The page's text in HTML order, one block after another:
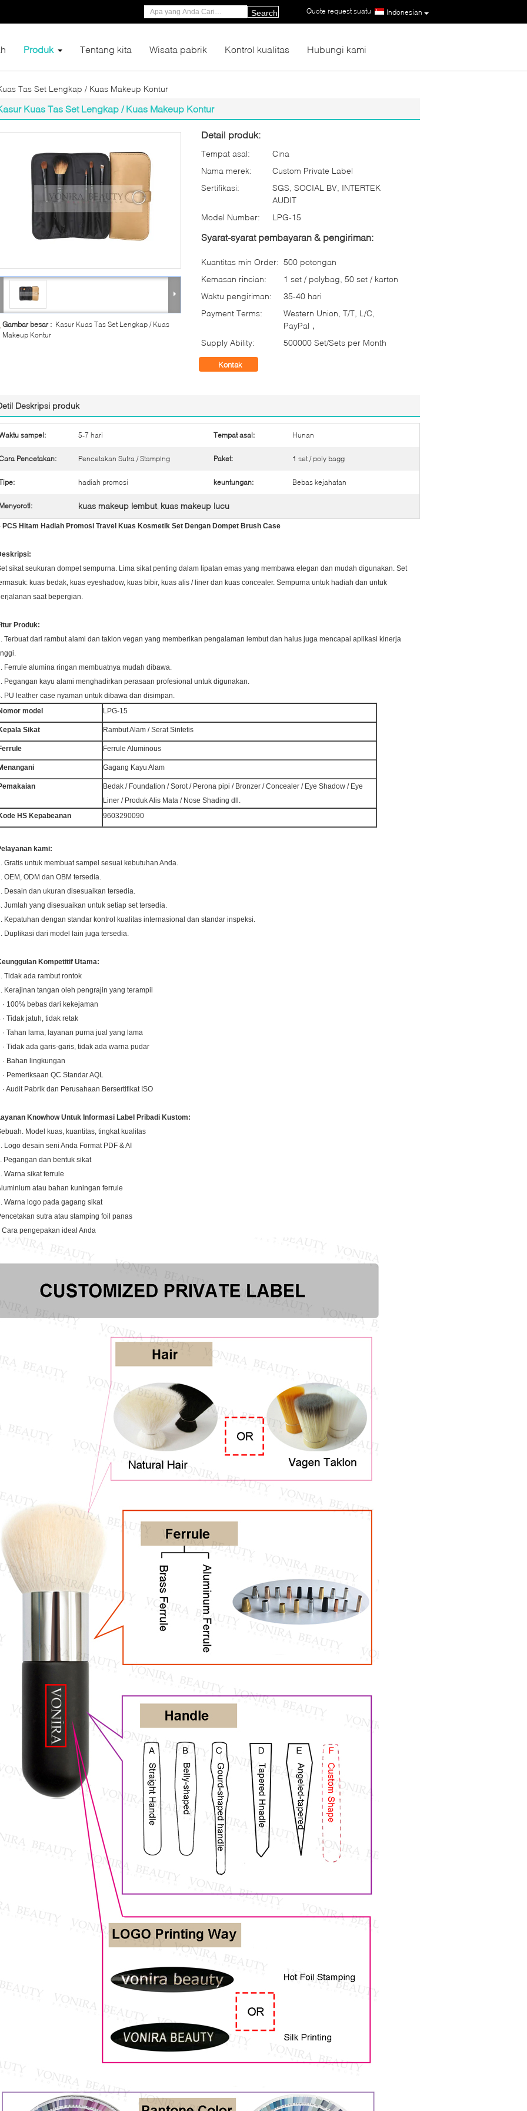
Indonesian
Quote request suatu |
Search
Produk Tentang kita Wisata pabrik Kontrol kualitas Hubungi kami
Tas Set Lengkap / Kuas Makeup Kontur
Kuas Tas Set Lengkap / Kuas Makeup Kontur
Gambar besar : Kasur Kuas Tas Set Lengkap / Kuas
Makeup Kontur
Detail produk:
Tempat asal:
Cina
Nama merek:
Custom Private Label
Sertifikasi:
SGS, SOCIAL BV, INTERTEK
AUDIT
Model Number:
LPG-15
Syarat-syarat pembayaran & pengiriman:
Kuantitas min Order: 500 potongan
Kemasan rincian:
1 set / polybag, 50 set / karton
Waktu pengiriman:
35-40 hari
Payment Terms:
Western Union, T/T, L/C,
PayPal，
Supply Ability:
500000 Set/Sets per Month
Kontak
Deskripsi produk
sampel: 5-7 hari Tempat asal: Hunan
Pencetakan: Pencetakan Sutra / Stamping Paket: 1 set / poly bagg
hadiah promosi keuntungan: Bebas kejahatan
Menyoroti: kuas makeup lembut, kuas makeup lucu
PCS Hitam Hadiah Promosi Travel Kuas Kosmetik Set Dengan Dompet Brush Case
sikat seukuran dompet sempurna. Lima sikat penting dalam lipatan emas yang membawa elegan dan mudah digunakan. Set
kuas bedak, kuas eyeshadow, kuas bibir, kuas alis / liner dan kuas concealer. Sempurna untuk hadiah dan untuk
saat bepergian.
Produk:
Terbuat dari rambut alami dan taklon vegan yang memberikan pengalaman lembut dan halus juga mencapai aplikasi kinerja
Ferrule alumina ringan membuatnya mudah dibawa.
Pegangan kayu alami menghadirkan perasaan profesional untuk digunakan.
PU leather case nyaman untuk dibawa dan disimpan.
model
LPG-15
Sikat Rambut Alam / Serat Sintetis
Ferrule Aluminous
Gagang Kayu Alam
Bedak / Foundation / Sorot / Perona pipi / Bronzer / Concealer / Eye Shadow / Eye
Liner / Produk Alis Mata / Nose Shading dll.
HS Kepabeanan
9603290090
kami:
Gratis untuk membuat sampel sesuai kebutuhan Anda.
OEM, ODM dan OBM tersedia.
Desain dan ukuran disesuaikan tersedia.
Jumlah yang disesuaikan untuk setiap set tersedia.
Kepatuhan dengan standar kontrol kualitas internasional dan standar inspeksi.
Duplikasi dari model lain juga tersedia.
Kompetitif Utama:
Tidak ada rambut rontok
Kerajinan tangan oleh pengrajin yang terampil
· 100% bebas dari kekejaman
· Tidak jatuh, tidak retak
· Tahan lama, layanan purna jual yang lama
· Tidak ada garis-garis, tidak ada warna pudar
· Bahan lingkungan
· Pemeriksaan QC Standar AQL
· Audit Pabrik dan Perusahaan Bersertifikat ISO
Knowhow Untuk Informasi Label Pribadi Kustom:
Model kuas, kuantitas, tingkat kualitas
Logo desain seni Anda Format PDF & AI
Pegangan dan bentuk sikat
Warna sikat ferrule
atau bahan kuningan ferrule
Warna logo pada gagang sikat
sutra atau stamping foil panas
Cara pengepakan ideal Anda